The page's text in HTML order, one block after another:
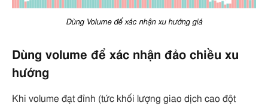
Dùng Volume để xác nhận xu hướng giá
Dùng volume để xác nhận đảo chiều xu
hướng
Khi volume đạt đỉnh (tức khối lượng giao dịch cao đột